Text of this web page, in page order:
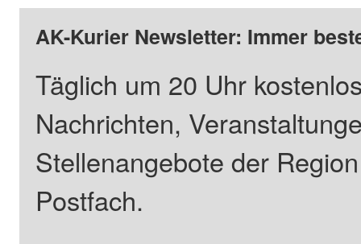
AK-Kurier Newsletter: Immer
Täglich um 20 Uhr
Nachrichten,
Stellenangebote der
Postfach.